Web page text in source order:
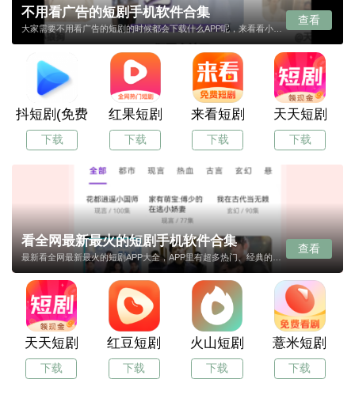
不用看广告的短剧手机软件合集
大家需要不用看广告的短剧的时候都会下载什么APP呢，来看看小编分享的这几款不用看广告的短剧APP合集吧，你一定会喜欢，直接就可以下载，所有的APP都是免费的，快来体验吧。
查看
抖短剧(免费短剧)
下载
红果短剧
下载
来看短剧
下载
天天短剧
下载
看全网最新最火的短剧手机软件合集 查看
天天短剧
下载
红豆短剧
下载
火山短剧
下载
薏米短剧
下载